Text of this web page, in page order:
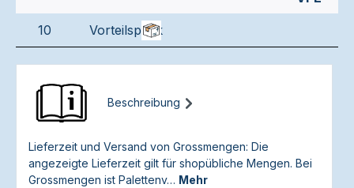
10 Vorteilspack
Beschreibung
Lieferzeit und Versand von Grossmengen: Die
angezeigte Lieferzeit gilt für shopübliche Mengen. Bei
Grossmengen ist Palettenv… Mehr